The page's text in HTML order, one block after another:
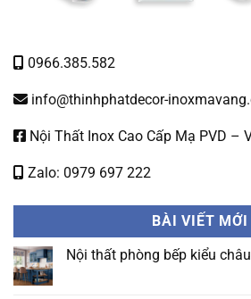
0966.385.582
info@thinhphatdecor-
Nội Thất Inox Cao Cấp Mạ PVD –
Zalo: 0979 697 222
BÀI VIẾT MỚI
Nội thất phòng bếp kiểu